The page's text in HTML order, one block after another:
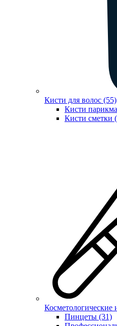
Кисти для волос (55)
Кисти
Кисти сметки
Косметологические
Пинцеты (31)